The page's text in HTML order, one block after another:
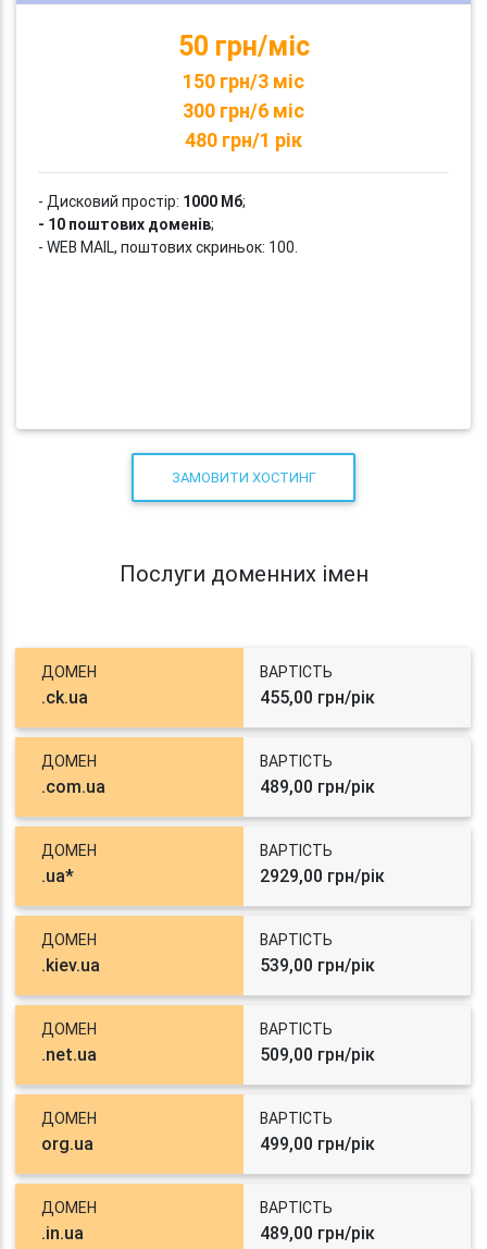
50 грн/міс
150 грн/3 міс
300 грн/6 міс
480 грн/1 рік
- Дисковий простір: 1000 Мб;
- 10 поштових доменів;
- WEB MAIL, поштових скриньок: 100.
ЗАМОВИТИ ХОСТИНГ
Послуги доменних імен
ДОМЕН
.ck.ua
ВАРТІСТЬ
455,00 грн/рік
ДОМЕН
.com.ua
ВАРТІСТЬ
489,00 грн/рік
ДОМЕН
.ua*
ВАРТІСТЬ
2929,00 грн/рік
ДОМЕН
.kiev.ua
ВАРТІСТЬ
539,00 грн/рік
ДОМЕН
.net.ua
ВАРТІСТЬ
509,00 грн/рік
ДОМЕН
org.ua
ВАРТІСТЬ
499,00 грн/рік
ДОМЕН
.in.ua
ВАРТІСТЬ
489,00 грн/рік